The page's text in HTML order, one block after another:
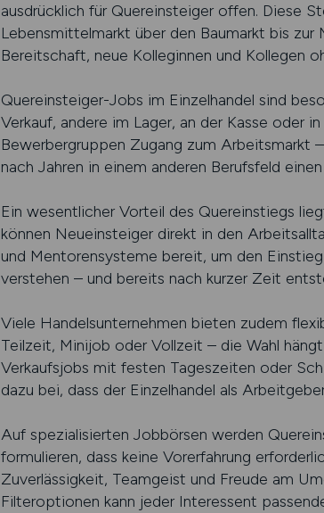
ausdrücklich für Quereinsteiger offen. Diese
Lebensmittelmarkt über den Baumarkt bis
Bereitschaft, neue Kolleginnen und Kollegen
Quereinsteiger-Jobs im Einzelhandel sind
Verkauf, andere im Lager, an der Kasse oder
Bewerbergruppen Zugang zum Arbeitsmarkt
nach Jahren in einem anderen Berufsfeld
Ein wesentlicher Vorteil des Quereinstiegs
können Neueinsteiger direkt in den
und Mentorensysteme bereit, um den
verstehen – und bereits nach kurzer Zeit
Viele Handelsunternehmen bieten zudem
Teilzeit, Minijob oder Vollzeit – die Wahl
Verkaufsjobs mit festen Tageszeiten oder
dazu bei, dass der Einzelhandel als
Auf spezialisierten Jobbörsen werden
formulieren, dass keine Vorerfahrung
Zuverlässigkeit, Teamgeist und Freude am
Filteroptionen kann jeder Interessent